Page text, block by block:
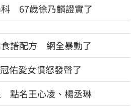
67歲徐乃麟證實了
譜配方 網全暴動了
佑愛女憤怒發聲了
點名王心凌、楊丞琳